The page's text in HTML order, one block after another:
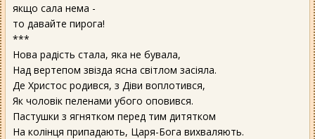
якщо сала нема -
то давайте пирога!
***
Нова радість стала, яка не бувала,
Над вертепом звізда ясна світлом засіяла.
Де Христос родився, з Діви воплотився,
Як чоловік пеленами убого оповився.
Пастушки з ягнятком перед тим дитятком
На колінця припадають, Царя-Бога вихваляють.